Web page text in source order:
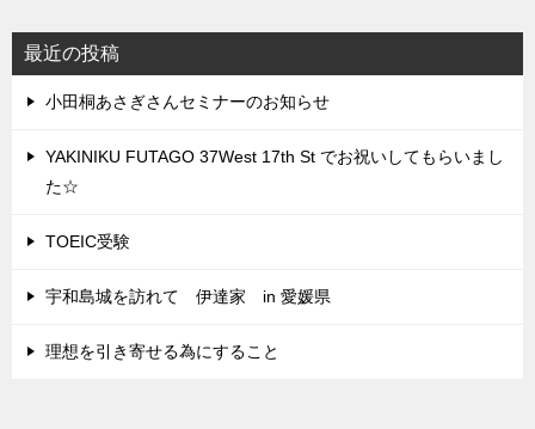
最近の投稿
小田桐あさぎさんセミナーのお知らせ
YAKINIKU FUTAGO 37West 17th St でお祝いしてもらいまし
た☆
TOEIC受験
宇和島城を訪れて 伊達家 in 愛媛県
理想を引き寄せる為にすること